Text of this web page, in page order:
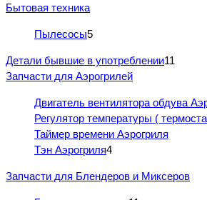
Бытовая техника
Пылесосы5
Детали бывшие в употреблении11
Запчасти для Аэрогрилей
Двигатель вентилятора обдува
Регулятор температуры (
Таймер времени Аэрогриля
Тэн Аэрогриля4
Запчасти для Блендеров и Миксеров